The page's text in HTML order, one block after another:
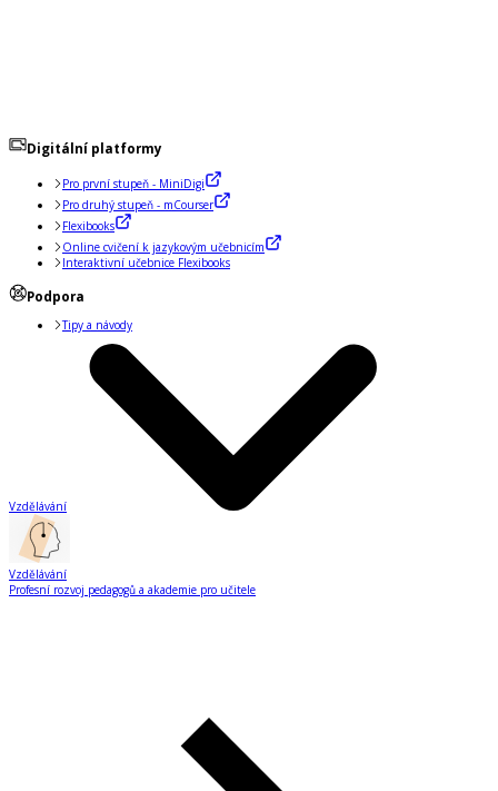
Digitální platformy
Pro první stupeň - MiniDigi
Pro druhý stupeň - mCourser
Flexibooks
Online cvičení k jazykovým učebnicím
Interaktivní učebnice Flexibooks
Podpora
Tipy a návody
Vzdělávání
Vzdělávání
Profesní rozvoj pedagogů a akademie pro učitele